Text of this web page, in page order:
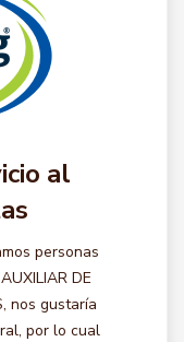
al
personas
DE
nos gustaría
por lo cual